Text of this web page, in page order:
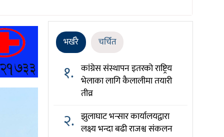
भर्खरै चर्चित
१. कांग्रेस संस्थापन इतरको राष्ट्रिय
भेलाका लागि कैलालीमा तयारी
तीव्र
२. झुलाघाट भन्सार कार्यालयद्वारा
लक्ष्य भन्दा बढी राजश्व संकलन